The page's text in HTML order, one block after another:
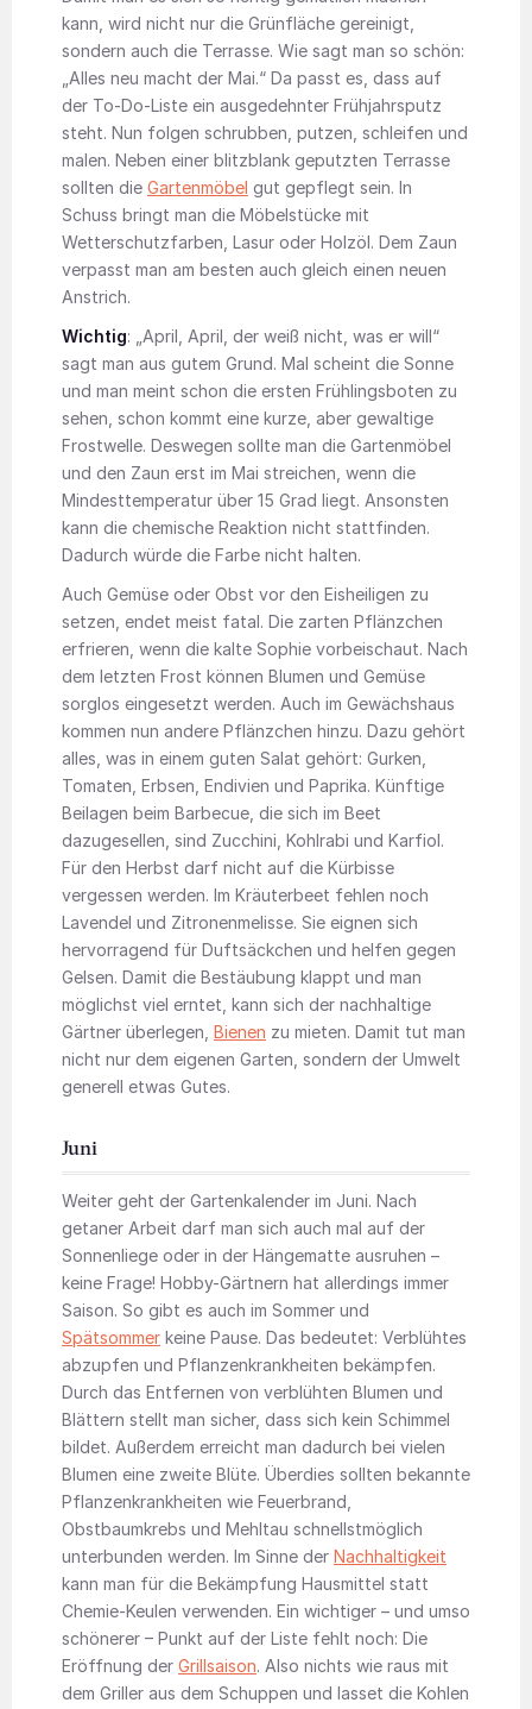
kann, wird nicht nur die Grünfläche gereinigt,
sondern auch die Terrasse. Wie sagt man so schön:
„Alles neu macht der Mai.“ Da passt es, dass auf
der To-Do-Liste ein ausgedehnter Frühjahrsputz
steht. Nun folgen schrubben, putzen, schleifen und
malen. Neben einer blitzblank geputzten Terrasse
sollten die Gartenmöbel gut gepflegt sein. In
Schuss bringt man die Möbelstücke mit
Wetterschutzfarben, Lasur oder Holzöl. Dem Zaun
verpasst man am besten auch gleich einen neuen
Anstrich.
Wichtig: „April, April, der weiß nicht, was er will“
sagt man aus gutem Grund. Mal scheint die Sonne
und man meint schon die ersten Frühlingsboten zu
sehen, schon kommt eine kurze, aber gewaltige
Frostwelle. Deswegen sollte man die Gartenmöbel
und den Zaun erst im Mai streichen, wenn die
Mindesttemperatur über 15 Grad liegt. Ansonsten
kann die chemische Reaktion nicht stattfinden.
Dadurch würde die Farbe nicht halten.
Auch Gemüse oder Obst vor den Eisheiligen zu
setzen, endet meist fatal. Die zarten Pflänzchen
erfrieren, wenn die kalte Sophie vorbeischaut. Nach
dem letzten Frost können Blumen und Gemüse
sorglos eingesetzt werden. Auch im Gewächshaus
kommen nun andere Pflänzchen hinzu. Dazu gehört
alles, was in einem guten Salat gehört: Gurken,
Tomaten, Erbsen, Endivien und Paprika. Künftige
Beilagen beim Barbecue, die sich im Beet
dazugesellen, sind Zucchini, Kohlrabi und Karfiol.
Für den Herbst darf nicht auf die Kürbisse
vergessen werden. Im Kräuterbeet fehlen noch
Lavendel und Zitronenmelisse. Sie eignen sich
hervorragend für Duftsäckchen und helfen gegen
Gelsen. Damit die Bestäubung klappt und man
möglichst viel erntet, kann sich der nachhaltige
Gärtner überlegen, Bienen zu mieten. Damit tut man
nicht nur dem eigenen Garten, sondern der Umwelt
generell etwas Gutes.
Juni
Weiter geht der Gartenkalender im Juni. Nach
getaner Arbeit darf man sich auch mal auf der
Sonnenliege oder in der Hängematte ausruhen –
keine Frage! Hobby-Gärtnern hat allerdings immer
Saison. So gibt es auch im Sommer und
Spätsommer keine Pause. Das bedeutet: Verblühtes
abzupfen und Pflanzenkrankheiten bekämpfen.
Durch das Entfernen von verblühten Blumen und
Blättern stellt man sicher, dass sich kein Schimmel
bildet. Außerdem erreicht man dadurch bei vielen
Blumen eine zweite Blüte. Überdies sollten bekannte
Pflanzenkrankheiten wie Feuerbrand,
Obstbaumkrebs und Mehltau schnellstmöglich
unterbunden werden. Im Sinne der Nachhaltigkeit
kann man für die Bekämpfung Hausmittel statt
Chemie-Keulen verwenden. Ein wichtiger – und umso
schönerer – Punkt auf der Liste fehlt noch: Die
Eröffnung der Grillsaison. Also nichts wie raus mit
dem Griller aus dem Schuppen und lasset die Kohlen